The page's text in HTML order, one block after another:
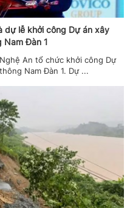
dự lễ khởi công Dự án xây
Nam Đàn 1
An tổ chức khởi công Dự
Nam Đàn 1. Dự ...